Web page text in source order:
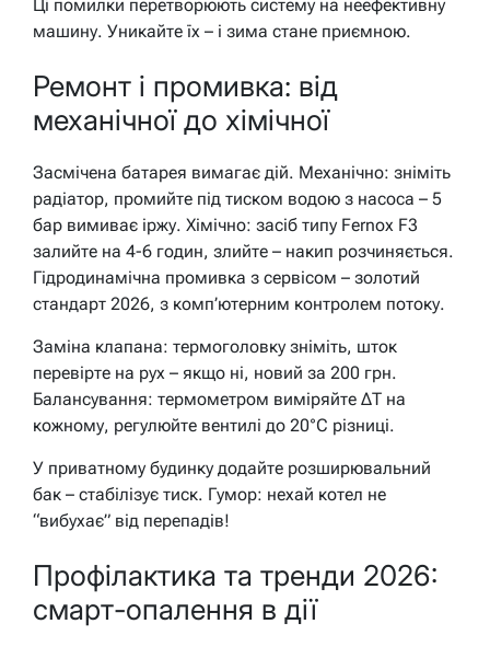
Ці помилки перетворюють систему на неефективну
машину. Уникайте їх – і зима стане приємною.
Ремонт і промивка: від
механічної до хімічної
Засмічена батарея вимагає дій. Механічно: зніміть
радіатор, промийте під тиском водою з насоса – 5
бар вимиває іржу. Хімічно: засіб типу Fernox F3
залийте на 4-6 годин, злийте – накип розчиняється.
Гідродинамічна промивка з сервісом – золотий
стандарт 2026, з комп’ютерним контролем потоку.
Заміна клапана: термоголовку зніміть, шток
перевірте на рух – якщо ні, новий за 200 грн.
Балансування: термометром виміряйте ΔT на
кожному, регулюйте вентилі до 20°C різниці.
У приватному будинку додайте розширювальний
бак – стабілізує тиск. Гумор: нехай котел не
“вибухає” від перепадів!
Профілактика та тренди 2026:
смарт-опалення в дії